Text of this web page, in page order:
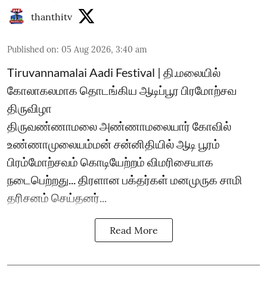
thanthitv
Published on: 05 Aug 2026, 3:40 am
Tiruvannamalai Aadi Festival | தி.மலையில்
கோலாகலமாக தொடங்கிய ஆடிப்பூர பிரமோற்சவ
திருவிழா
திருவண்ணாமலை அண்ணாமலையார் கோவில்
உண்ணாமுலையம்மன் சன்னிதியில் ஆடி பூரம்
பிரம்மோற்சவம் கொடியேற்றம் விமரிசையாக
நடைபெற்றது... திரளான பக்தர்கள் மனமுருக சாமி
தரிசனம் செய்தனர்...
Read More